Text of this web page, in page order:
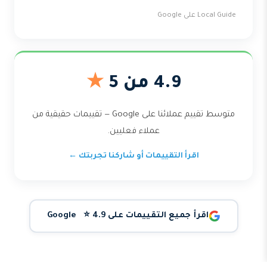
Local Guide على Google
4.9 من 5 ★
متوسط تقييم عملائنا على Google — تقييمات حقيقية من
عملاء فعليين.
اقرأ التقييمات أو شاركنا تجربتك ←
اقرأ جميع التقييمات على Google ⭐ 4.9